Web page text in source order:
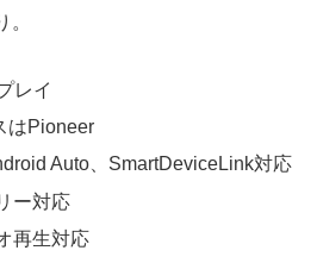
レイ
はPioneer
Auto、SmartDeviceLink対応
ー対応
再生対応